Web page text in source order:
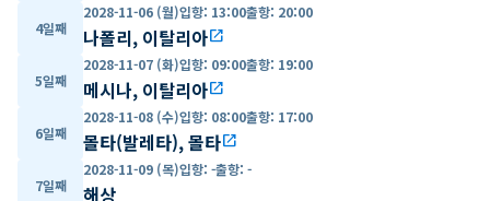
4일째
2028-11-06 (월)입항: 13:00출항: 20:00
나폴리, 이탈리아open_in_new
5일째
2028-11-07 (화)입항: 09:00출항: 19:00
메시나, 이탈리아open_in_new
6일째
2028-11-08 (수)입항: 08:00출항: 17:00
몰타(발레타), 몰타open_in_new
7일째
2028-11-09 (목)입항: -출항: -
해상